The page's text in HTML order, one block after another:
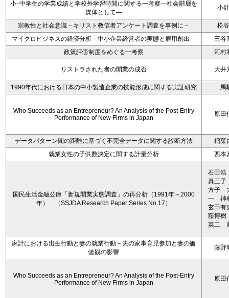
小･中学生の学業成績と学校外学習時間に関する一考察―社会階層を
媒体として―
小
宗教性と社会意識－キリスト教信者アンケート調査を事例に－
松
マイクロビジネスの経済分析－中小企業経営者の実態と雇用創出－
三谷
政策評価制度をめぐる一考察
河村
リストラされた者の開業の成否 大井
1990年代における日本の中小製造企業の技能形成に関する実証研究 馬
Who Succeeds as an Entrepreneur? An Analysis of the Post-Entry
Performance of New Firms in Japan
原田
データパターン間の距離に基づく不完全データに関する診断方法
稲葉
就業女性の子供数決定に関する計量分析
西本
国民生活金融公庫「新規開業実態調査」の再分析（1991年～2000
年） （SSJDA Research Paper Series No.17）
石田
真三
方子
一 神
玄田
藤博
英二
家計における出生行動と妻の就業行動－夫の家事育児参加と妻の価
値観の影響
藤野
Who Succeeds as an Entrepreneur? An Analysis of the Post-Entry
Performance of New Firms in Japan
原田